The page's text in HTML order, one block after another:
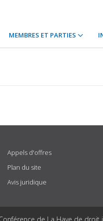
MEMBRES ET PARTIES
Appels d'offres
Plan du site
Avis juridique